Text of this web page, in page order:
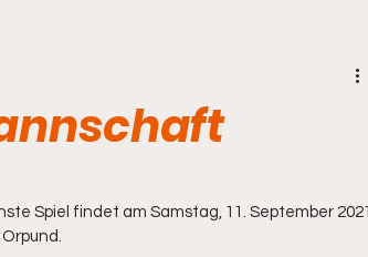
Spiel findet am Samstag, 11. September 2021